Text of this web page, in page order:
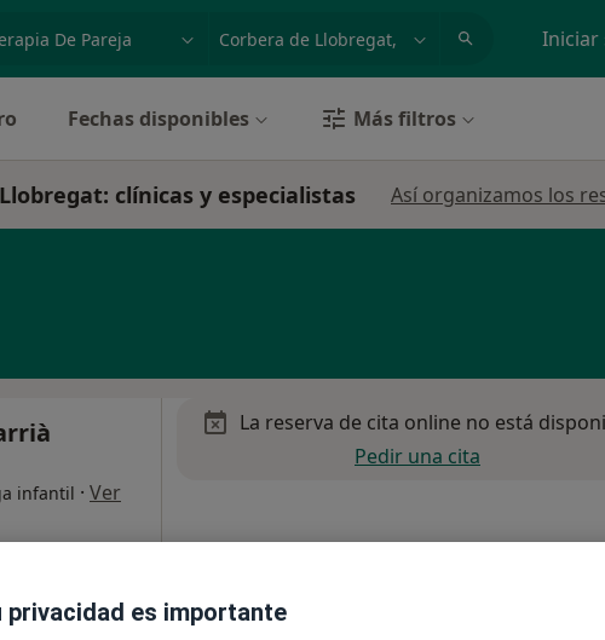
Iniciar
Fechas disponibles Más filtros
clínicas y especialistas Así organizamos los
infantil · Ver
La reserva de cita online no está
Pedir una cita
privacidad es importante